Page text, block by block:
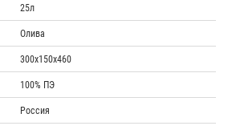
25л
Олива
300х150х460
100% ПЭ
Россия